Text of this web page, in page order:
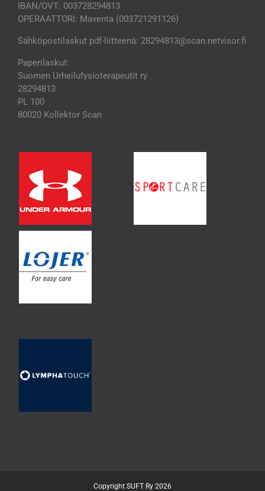
IBAN/OVT: 003728294813
OPERAATTORI: Maventa (003721291126)
Sähköpostilaskut pdf-liitteenä: 28294813@scan.netvisor.fi
Paperilaskut:
Suomen Urheilufysioterapeutit ry
28294813
PL 100
80020 Kollektor Scan
Copyright SUFT Ry 2026